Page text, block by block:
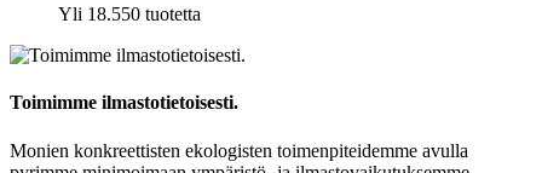
Yli 18.550 tuotetta
Toimimme ilmastotietoisesti.
Monien konkreettisten ekologisten toimenpiteidemme avulla